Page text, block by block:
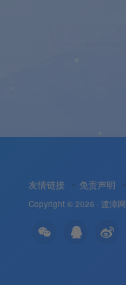
友情链接 免责声明
Copyright © 2026 · 渡漳网